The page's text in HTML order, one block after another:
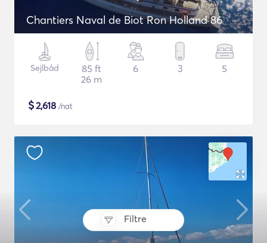
Filtre
Chantiers Naval de Biot Ron Holland 86
Sejlbåd
85 ft
26 m
6 3 5
$2,618 /nat